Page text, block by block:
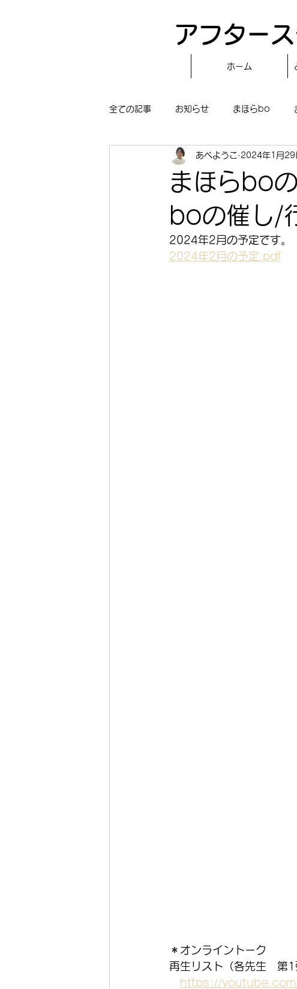
アフター
ホーム
全ての記事 お知らせ まほらbo
〝自分で作る〟もぐもぐタイム レシ
まほらboの学習／仕事 まほらboの
冒険まほらbo
まほらbo
boの催し/
あべようこ 2024年1月29
2024年2月の予定です。
2024年2月の予定.pdf
＊オンライントーク
再生リスト（各先生　第1
https://